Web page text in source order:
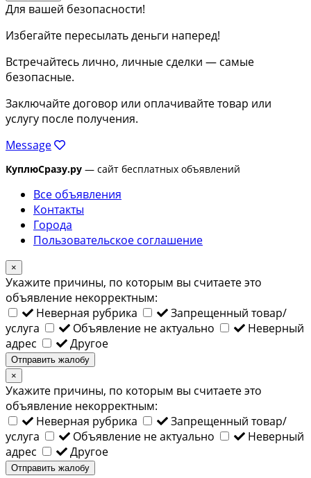
Для вашей безопасности!
Избегайте пересылать деньги наперед!
Встречайтесь лично, личные сделки — самые
безопасные.
Заключайте договор или оплачивайте товар или
услугу после получения.
Message
КуплюСразу.ру — сайт бесплатных объявлений
Все объявления
Контакты
Города
Пользовательское соглашение
×
Укажите причины, по которым вы считаете это
объявление некорректным:
Неверная рубрика
Запрещенный товар/
услуга
Объявление не актуально
Неверный
адрес
Другое
Отправить жалобу
×
Укажите причины, по которым вы считаете это
объявление некорректным:
Неверная рубрика
Запрещенный товар/
услуга
Объявление не актуально
Неверный
адрес
Другое
Отправить жалобу